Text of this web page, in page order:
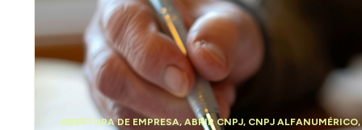
ABERTURA DE EMPRESA,ABRIR CNPJ, CNPJ ALFANUMÉRICO,